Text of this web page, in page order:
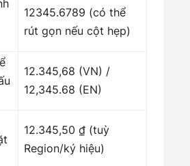
12345.6789 (có thể
rút gọn nếu cột hẹp)
12.345,68 (VN) /
12,345.68 (EN)
12.345,50 ₫ (tuỳ
Region/ký hiệu)